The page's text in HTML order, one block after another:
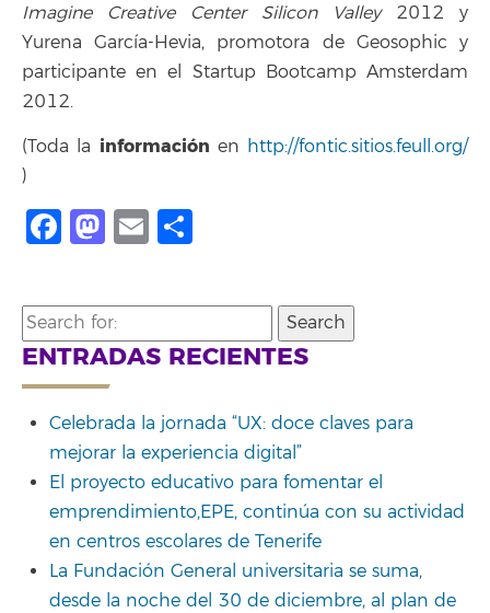
Imagine Creative Center Silicon Valley2012 y
Yurena García-Hevia, promotora de Geosophic y
participante en el Startup Bootcamp Amsterdam
2012.
(Toda la información en http://fontic.sitios.feull.org/
)
Facebook
Mastodon
Email
Search
for:
ENTRADAS RECIENTES
Celebrada la jornada “UX: doce claves para
mejorar la experiencia digital”
El proyecto educativo para fomentar el
emprendimiento,EPE, continúa con su actividad
en centros escolares de Tenerife
La Fundación General universitaria se suma,
desde la noche del 30 de diciembre, al plan de